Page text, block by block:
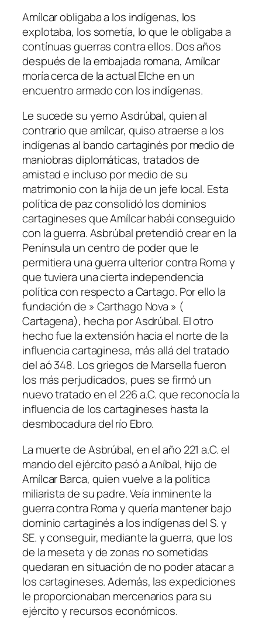
Amílcar obligaba a los indígenas, los
explotaba, los sometía, lo que le obligaba a
contínuas guerras contra ellos. Dos años
después de la embajada romana, Amílcar
moría cerca de la actual Elche en un
encuentro armado con los indígenas.
Le sucede su yerno Asdrúbal, quien al
contrario que amílcar, quiso atraerse a los
indígenas al bando cartaginés por medio de
maniobras diplomáticas, tratados de
amistad e incluso por medio de su
matrimonio con la hija de un jefe local. Esta
política de paz consolidó los dominios
cartagineses que Amílcar habái conseguido
con la guerra. Asbrúbal pretendió crear en la
Península un centro de poder que le
permitiera una guerra ulterior contra Roma y
que tuviera una cierta independencia
política con respecto a Cartago. Por ello la
fundación de » Carthago Nova » (
Cartagena), hecha por Asdrúbal. El otro
hecho fue la extensión hacia el norte de la
influencia cartaginesa, más allá del tratado
del aó 348. Los griegos de Marsella fueron
los más perjudicados, pues se firmó un
nuevo tratado en el 226 a.C. que reconocía la
influencia de los cartagineses hasta la
desmbocadura del río Ebro.
La muerte de Asbrúbal, en el año 221 a.C. el
mando del ejército pasó a Aníbal, hijo de
Amílcar Barca, quien vuelve a la política
miliarista de su padre. Veía inminente la
guerra contra Roma y quería mantener bajo
dominio cartaginés a los indígenas del S. y
SE. y conseguir, mediante la guerra, que los
de la meseta y de zonas no sometidas
quedaran en situación de no poder atacar a
los cartagineses. Además, las expediciones
le proporcionaban mercenarios para su
ejército y recursos económicos.